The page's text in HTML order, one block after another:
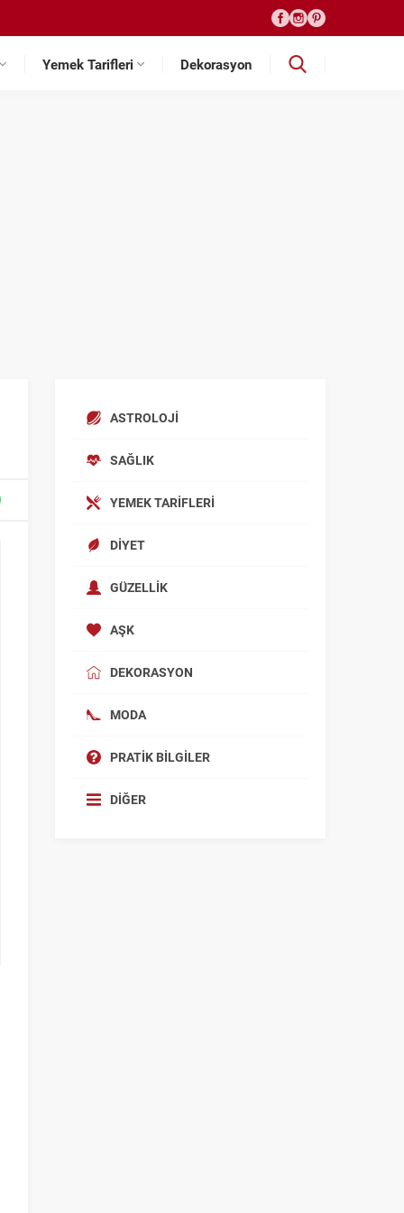
Yemek Tarifleri Dekorasyon
ASTROLOJI
SAĞLIK
YEMEK TARIFLERI
DIYET
GÜZELLIK
AŞK
DEKORASYON
MODA
PRATIK BILGILER
DIĞER